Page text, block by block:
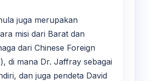
juga merupakan
misi dari Barat dan
dari Chinese Foreign
di mana Dr. Jaffray sebagai
dan juga pendeta David